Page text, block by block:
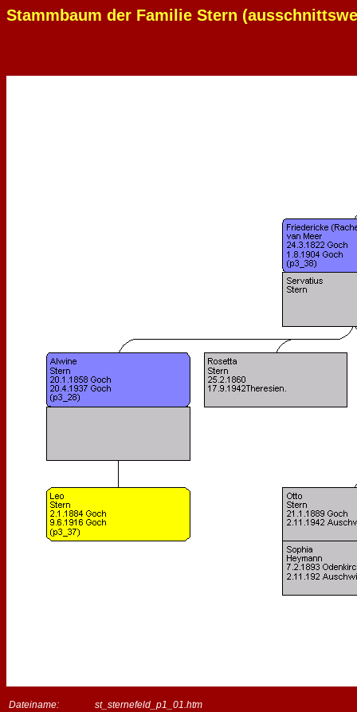
Stammbaum der Familie Stern
Dateiname:
st_sternefeld_p1_01.htm